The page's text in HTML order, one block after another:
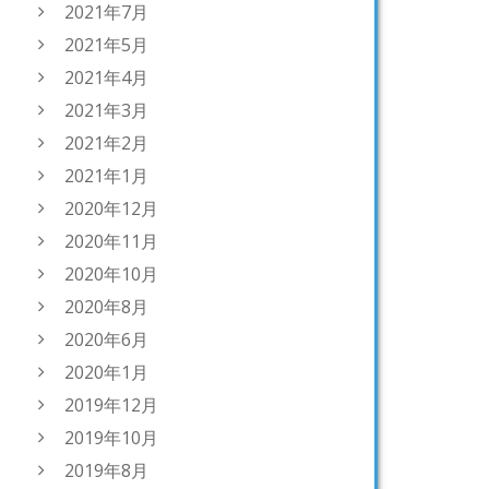
2021年7月
2021年5月
2021年4月
2021年3月
2021年2月
2021年1月
2020年12月
2020年11月
2020年10月
2020年8月
2020年6月
2020年1月
2019年12月
2019年10月
2019年8月